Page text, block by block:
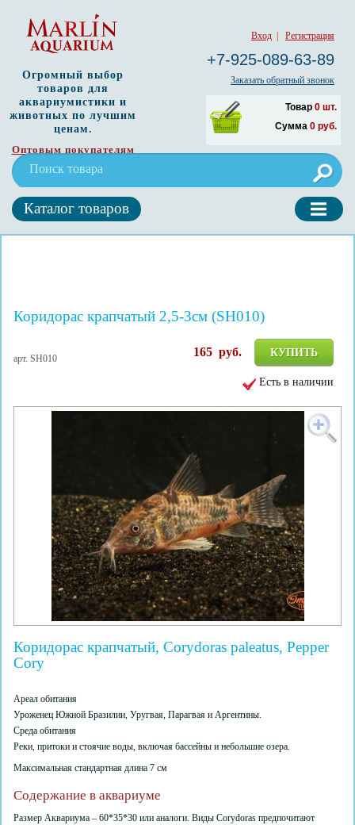
Вход Регистрация
+7-925-089-63-89
Заказать обратный звонок
Товар 0 шт.
Сумма 0 руб.
Огромный выбор
товаров для
аквариумистики и
животных по лучшим
ценам.
Оптовым покупателям
Каталог товаров
Коридорас крапчатый 2,5-3см (SH010)
арт. SH010 КУПИТЬ
165 руб.
Есть в наличии
Коридорас крапчатый, Corydoras paleatus, Pepper
Cory
Ареал обитания
Уроженец Южной Бразилии, Уругвая, Парагвая и Аргентины.
Среда обитания
Реки, притоки и стоячие воды, включая бассейны и небольшие озера.
Максимальная стандартная длина 7 см
Содержание в аквариуме
Размер Аквариума – 60*35*30 или аналоги. Виды Corydoras предпочитают